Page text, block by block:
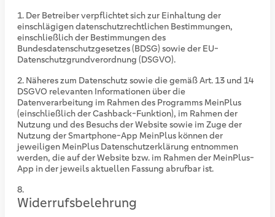
Der Betreiber verpflichtet sich zur Einhaltung der
einschlägigen datenschutzrechtlichen Bestimmungen,
einschließlich der Bestimmungen des
Bundesdatenschutzgesetzes (BDSG) sowie der EU-
Datenschutzgrundverordnung (DSGVO).
Näheres zum Datenschutz sowie die gemäß Art. 13 und 14
DSGVO relevanten Informationen über die
Datenverarbeitung im Rahmen des Programms MeinPlus
(einschließlich der Cashback-Funktion), im Rahmen der
Nutzung und des Besuchs der Website sowie im Zuge der
Nutzung der Smartphone-App MeinPlus können der
jeweiligen MeinPlus Datenschutzerklärung entnommen
werden, die auf der Website bzw. im Rahmen der MeinPlus-
App in der jeweils aktuellen Fassung abrufbar ist.
Widerrufsbelehrung